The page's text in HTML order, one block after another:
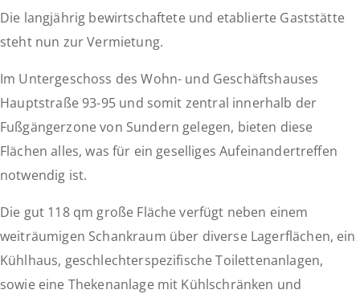
Westfalenpark
zu
Die langjährig bewirtschaftete und etablierte Gaststätte
steht nun zur Vermietung.
Im Untergeschoss des Wohn- und Geschäftshauses
Hauptstraße 93-95 und somit zentral innerhalb der
Fußgängerzone von Sundern gelegen, bieten diese
Flächen alles, was für ein geselliges Aufeinandertreffen
notwendig ist.
Die gut 118 qm große Fläche verfügt neben einem
weiträumigen Schankraum über diverse Lagerflächen, ein
Kühlhaus, geschlechterspezifische Toilettenanlagen,
sowie eine Thekenanlage mit Kühlschränken und